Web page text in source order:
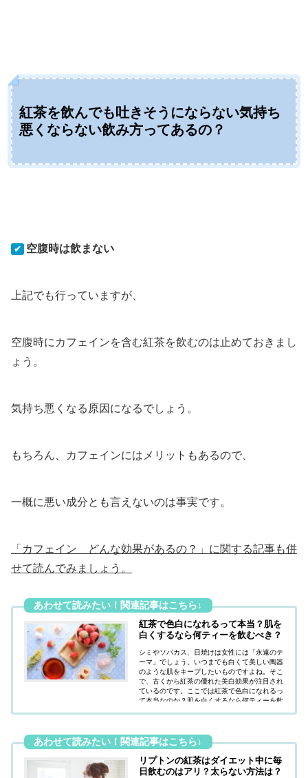
紅茶を飲んでも吐きそうにならない気持ち
悪くならない飲み方ってあるの？
✔ 空腹時は飲まない
上記でも行っていますが、
空腹時にカフェインを含む紅茶を飲むのは止めておきまし
ょう。
気持ち悪くなる原因になるでしょう。
もちろん、カフェインにはメリットもあるので、
一概に悪い成分とも言えないのは事実です。
「カフェイン どんな効果があるの？」に関する記事も併
せて読んでみましょう。
紅茶で色白になれるって本当？肌を
白くするなら何ティーを飲むべき？
シミやソバカス、日焼けは女性には「永遠のテ
ーマ」でしょう。いつまでも白くて美しい陶器
のような肌をキープしたいものですよね。そこ
で、古くから紅茶の優れた美白効果が注目され
ているのです。ここでは紅茶で色白になれるっ
て本当なのか？肌を白くするなら何ティーを飲
リプトンの紅茶はダイエット中に毎
日飲むのはアリ？太らない方法は？